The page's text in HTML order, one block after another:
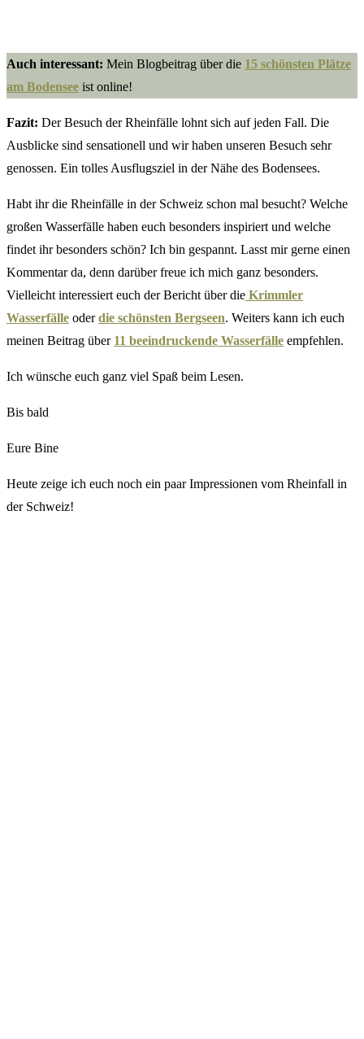
Auch interessant: Mein Blogbeitrag über die 15 schönsten Plätze
am Bodensee ist online!
Fazit: Der Besuch der Rheinfälle lohnt sich auf jeden Fall. Die
Ausblicke sind sensationell und wir haben unseren Besuch sehr
genossen. Ein tolles Ausflugsziel in der Nähe des Bodensees.
Habt ihr die Rheinfälle in der Schweiz schon mal besucht? Welche
großen Wasserfälle haben euch besonders inspiriert und welche
findet ihr besonders schön? Ich bin gespannt. Lasst mir gerne einen
Kommentar da, denn darüber freue ich mich ganz besonders.
Vielleicht interessiert euch der Bericht über die Krimmler
Wasserfälle oderdie schönsten Bergseen. Weiters kann ich euch
meinen Beitrag über 11 beeindruckende Wasserfälle empfehlen.
Ich wünsche euch ganz viel Spaß beim Lesen.
Bis bald
Eure Bine
Heute zeige ich euch noch ein paar Impressionen vom Rheinfall in
der Schweiz!